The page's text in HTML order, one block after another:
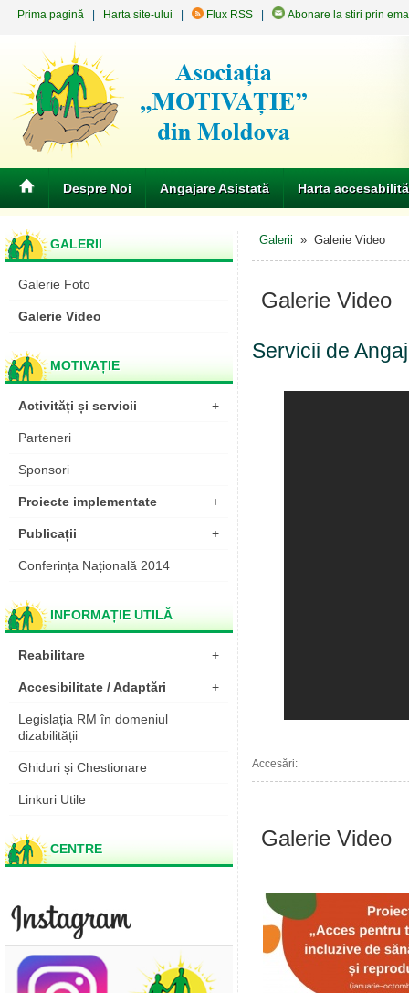
Prima pagină Harta site-ului Flux RSS Abonare la stiri prin
Despre Noi Angajare Asistată Harta
GALERII
Galerie Foto
Galerie Video
MOTIVAȚIE
Activități și servicii +
Parteneri
Sponsori
Proiecte implementate +
Publicații +
Conferința Națională 2014
INFORMAȚIE UTILĂ
Reabilitare +
Accesibilitate / Adaptări +
Legislația RM în domeniul
dizabilității
Ghiduri și Chestionare
Linkuri Utile
CENTRE
Galerii » Galerie Video
Galerie Video
Servicii de
Accesări:
Galerie Video